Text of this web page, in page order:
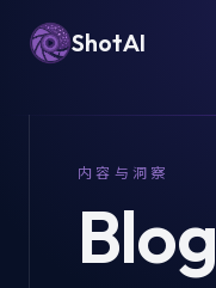
ShotAI
内容与洞察
Blog